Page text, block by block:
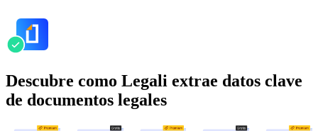
Descubre como Legali extrae datos clave
de documentos legales